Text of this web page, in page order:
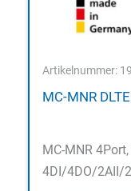
Artikelnummer:
MC-MNR
MC-MNR
4DI/4DO/2AII/